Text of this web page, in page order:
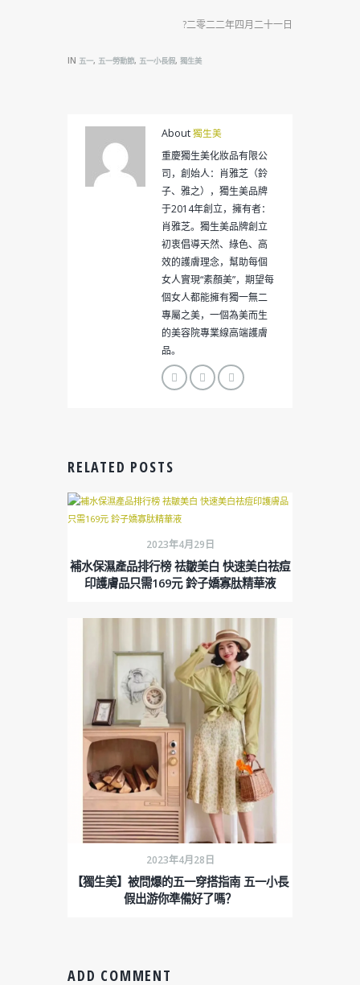
?二零二二年四月二十一日
IN 五一, 五一勞動節, 五一小長假, 獨生美
About獨生美
重慶獨生美化妝品有限公
司，創始人：肖雅芝（鈴
子、雅之），獨生美品牌
于2014年創立，擁有者：
肖雅芝。獨生美品牌創立
初衷倡導天然、綠色、高
效的護膚理念，幫助每個
女人實現“素顏美”，期望每
個女人都能擁有獨一無二
專屬之美，一個為美而生
的美容院專業線高端護膚
品。
RELATED POSTS
2023年4月29日
補水保濕產品排行榜 祛皺美白 快速美白祛痘
印護膚品只需169元 鈴子嬌寡肽精華液
2023年4月28日
【獨生美】被問爆的五一穿搭指南 五一小長
假出游你準備好了嗎？
ADD COMMENT